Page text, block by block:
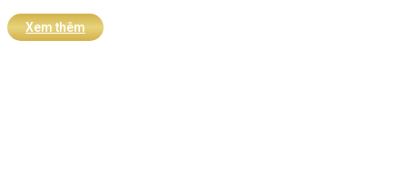
Xem thêm